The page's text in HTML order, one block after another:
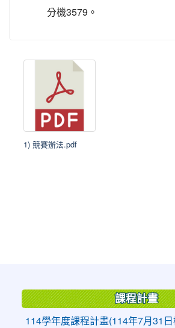
分機3579。
1) 競賽辦法.pdf
課程計畫
114學年度課程計畫(114年7月31